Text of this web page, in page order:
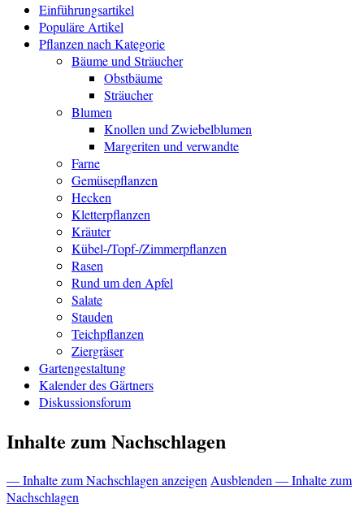
Einführungsartikel
Populäre Artikel
Pflanzen nach Kategorie
Bäume und Sträucher
Obstbäume
Sträucher
Blumen
Knollen und Zwiebelblumen
Margeriten und verwandte
Farne
Gemüsepflanzen
Hecken
Kletterpflanzen
Kräuter
Kübel-/Topf-/Zimmerpflanzen
Rasen
Rund um den Apfel
Salate
Stauden
Teichpflanzen
Ziergräser
Gartengestaltung
Kalender des Gärtners
Diskussionsforum
Inhalte zum Nachschlagen
— Inhalte zum Nachschlagen anzeigenAusblenden — Inhalte zum
Nachschlagen